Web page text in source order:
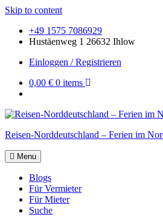
Skip to content
+49 1575 7086929
Hustäenweg 1 26632 Ihlow
Einloggen / Registrieren
0,00 € 0 items
Reisen-Norddeutschland – Ferien im
Menu
Blogs
Für Vermieter
Für Mieter
Suche